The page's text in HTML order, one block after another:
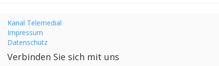
Kanal Telemedial
Impressum
Datenschutz
Verbinden Sie sich mit uns